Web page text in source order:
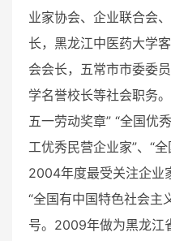
业家协会、企业联合会
长，黑龙江中医药大学
会会长，五常市市委委
学名誉校长等社会职务
五一劳动奖章” “全国优
工优秀民营企业家”、“
2004年度最受关注企业
“全国有中国特色社会主
号。2009年做为黑龙江